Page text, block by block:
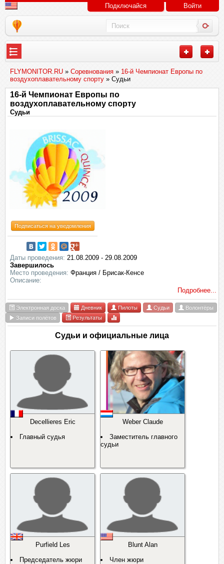
Подключайся Войти
FLYMONITOR.RU » Соревнования » 16-й Чемпионат Европы по
воздухоплавательному спорту » Судьи
16-й Чемпионат Европы по
воздухоплавательному спорту
Судьи
Подписаться на уведомления
Даты проведения: 21.08.2009 - 29.08.2009
Завершилось
Место проведения: Франция / Брисак-Кенсе
Описание:
Подробнее...
Электронная доска Дневник Пилоты Судьи
Волонтёры
Записи полётов
Результаты
Судьи и официальные лица
Decellieres Eric
Главный судья
Weber Claude
Заместитель главного
судьи
Purfield Les
Председатель жюри
Blunt Alan
Член жюри